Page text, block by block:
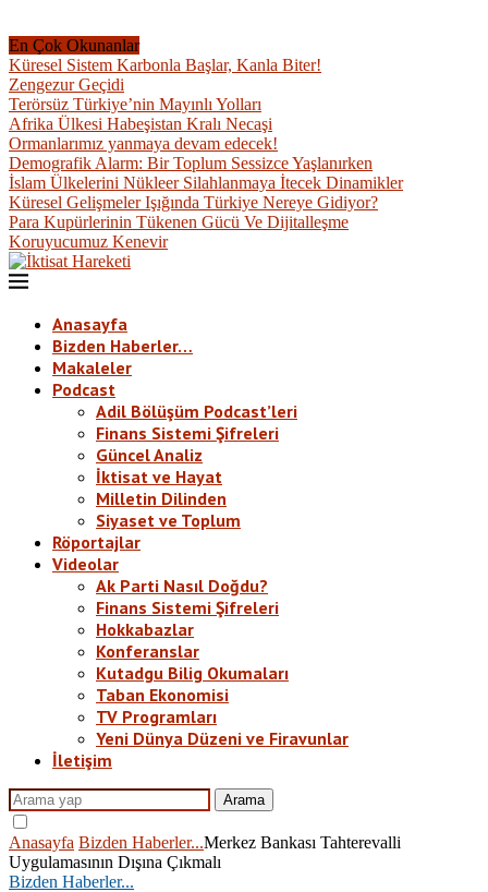
En Çok Okunanlar
Küresel Sistem Karbonla Başlar, Kanla Biter!
Zengezur Geçidi
Terörsüz Türkiye’nin Mayınlı Yolları
Afrika Ülkesi Habeşistan Kralı Necaşi
Ormanlarımız yanmaya devam edecek!
Demografik Alarm: Bir Toplum Sessizce Yaşlanırken
İslam Ülkelerini Nükleer Silahlanmaya İtecek Dinamikler
Küresel Gelişmeler Işığında Türkiye Nereye Gidiyor?
Para Kupürlerinin Tükenen Gücü Ve Dijitalleşme
Koruyucumuz Kenevir
Anasayfa
Bizden Haberler…
Makaleler
Podcast
Adil Bölüşüm Podcast’leri
Finans Sistemi Şifreleri
Güncel Analiz
İktisat ve Hayat
Milletin Dilinden
Siyaset ve Toplum
Röportajlar
Videolar
Ak Parti Nasıl Doğdu?
Finans Sistemi Şifreleri
Hokkabazlar
Konferanslar
Kutadgu Bilig Okumaları
Taban Ekonomisi
TV Programları
Yeni Dünya Düzeni ve Firavunlar
İletişim
Arama
Anasayfa Bizden Haberler...Merkez Bankası Tahterevalli
Uygulamasının Dışına Çıkmalı
Bizden Haberler...